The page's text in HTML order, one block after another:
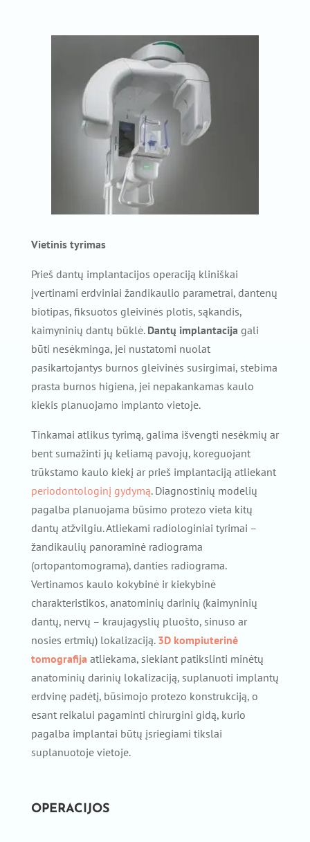
Vietinis tyrimas
Prieš dantų implantacijos operaciją kliniškai
įvertinami erdviniai žandikaulio parametrai, dantenų
biotipas, fiksuotos gleivinės plotis, sąkandis,
kaimyninių dantų būklė. Dantų implantacija gali
būti nesėkminga, jei nustatomi nuolat
pasikartojantys burnos gleivinės susirgimai, stebima
prasta burnos higiena, jei nepakankamas kaulo
kiekis planuojamo implanto vietoje.
Tinkamai atlikus tyrimą, galima išvengti nesėkmių ar
bent sumažinti jų keliamą pavojų, koreguojant
trūkstamo kaulo kiekį ar prieš implantaciją atliekant
periodontologinį gydymą. Diagnostinių modelių
pagalba planuojama būsimo protezo vieta kitų
dantų atžvilgiu. Atliekami radiologiniai tyrimai –
žandikaulių panoraminė radiograma
(ortopantomograma), danties radiograma.
Vertinamos kaulo kokybinė ir kiekybinė
charakteristikos, anatominių darinių (kaimyninių
dantų, nervų – kraujagyslių pluošto, sinuso ar
nosies ertmių) lokalizaciją. 3D kompiuterinė
tomografija atliekama, siekiant patikslinti minėtų
anatominių darinių lokalizaciją, suplanuoti implantų
erdvinę padėtį, būsimojo protezo konstrukciją, o
esant reikalui pagaminti chirurgini gidą, kurio
pagalba implantai būtų įsriegiami tikslai
suplanuotoje vietoje.
OPERACIJOS